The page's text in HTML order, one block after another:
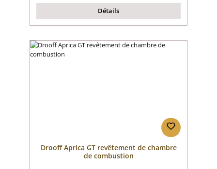
Détails
Drooff Aprica GT revêtement de chambre
de combustion